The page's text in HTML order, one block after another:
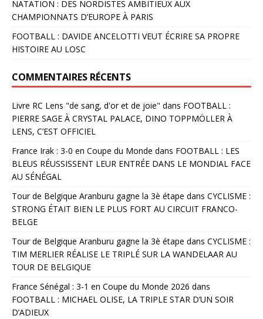
NATATION : DES NORDISTES AMBITIEUX AUX
CHAMPIONNATS D’EUROPE À PARIS
FOOTBALL : DAVIDE ANCELOTTI VEUT ÉCRIRE SA PROPRE
HISTOIRE AU LOSC
COMMENTAIRES RÉCENTS
Livre RC Lens "de sang, d'or et de joie" dans FOOTBALL :
PIERRE SAGE À CRYSTAL PALACE, DINO TOPPMÖLLER À
LENS, C’EST OFFICIEL
France Irak : 3-0 en Coupe du Monde dans FOOTBALL : LES
BLEUS RÉUSSISSENT LEUR ENTRÉE DANS LE MONDIAL FACE
AU SÉNÉGAL
Tour de Belgique Aranburu gagne la 3è étape dans CYCLISME :
STRONG ÉTAIT BIEN LE PLUS FORT AU CIRCUIT FRANCO-
BELGE
Tour de Belgique Aranburu gagne la 3è étape dans CYCLISME :
TIM MERLIER RÉALISE LE TRIPLÉ SUR LA WANDELAAR AU
TOUR DE BELGIQUE
France Sénégal : 3-1 en Coupe du Monde 2026 dans
FOOTBALL : MICHAEL OLISE, LA TRIPLE STAR D’UN SOIR
D’ADIEUX